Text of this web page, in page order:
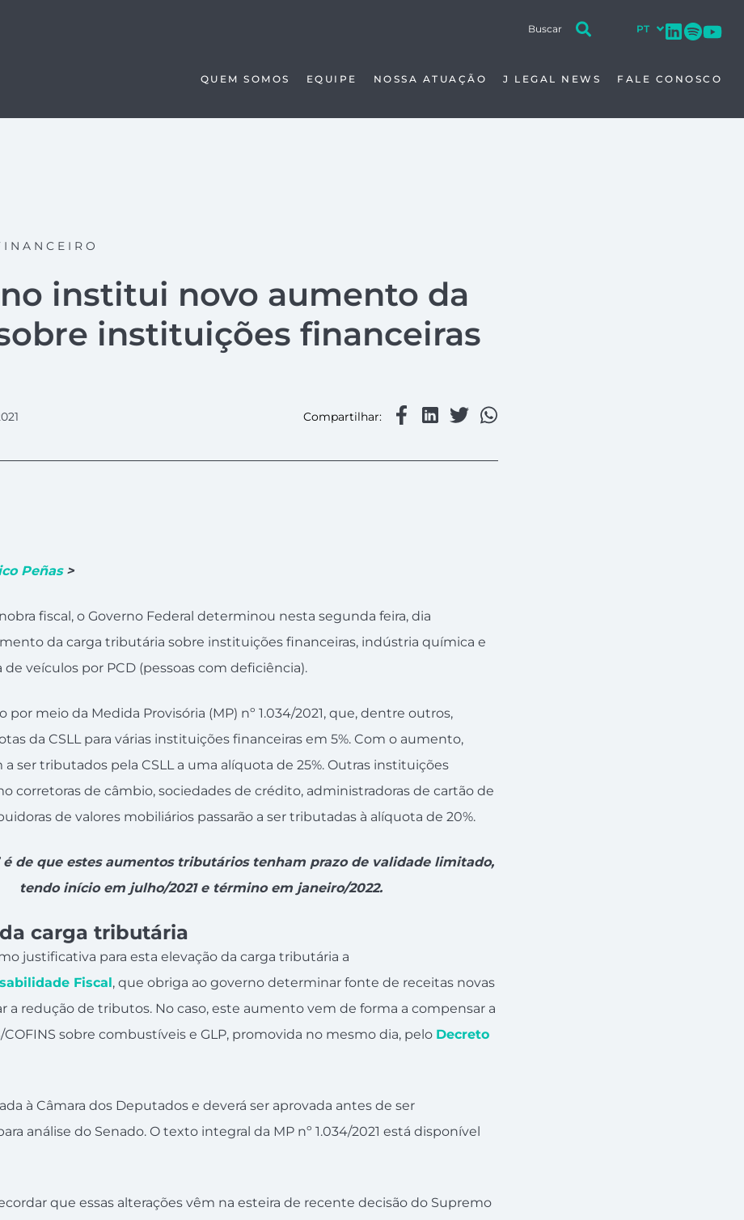
QUEM SOMOS EQUIPE NOSSA ATUAÇÃO J LEGAL NEWS FALE CONOSCO
institui novo aumento da
instituições financeiras
Compartilhar:
Peñas>
fiscal, o Governo Federal determinou nesta segunda feira, dia
da carga tributária sobre instituições financeiras, indústria química e
de veículos por PCD (pessoas com deficiência).
por meio da Medida Provisória (MP) nº 1.034/2021, que, dentre outros,
da CSLL para várias instituições financeiras em 5%. Com o aumento,
a ser tributados pela CSLL a uma alíquota de 25%. Outras instituições
corretoras de câmbio, sociedades de crédito, administradoras de cartão de
de valores mobiliários passarão a ser tributadas à alíquota de 20%.
é de que estes aumentos tributários tenham prazo de validade limitado,
tendo início em julho/2021 e término em janeiro/2022.
carga tributária
justificativa para esta elevação da carga tributária a
Fiscal, que obriga ao governo determinar fonte de receitas novas
a redução de tributos. No caso, este aumento vem de forma a compensar a
COFINS sobre combustíveis e GLP, promovida no mesmo dia, pelo Decreto
à Câmara dos Deputados e deverá ser aprovada antes de ser
análise do Senado. O texto integral da MP nº 1.034/2021 está disponível
que essas alterações vêm na esteira de recente decisão do Supremo